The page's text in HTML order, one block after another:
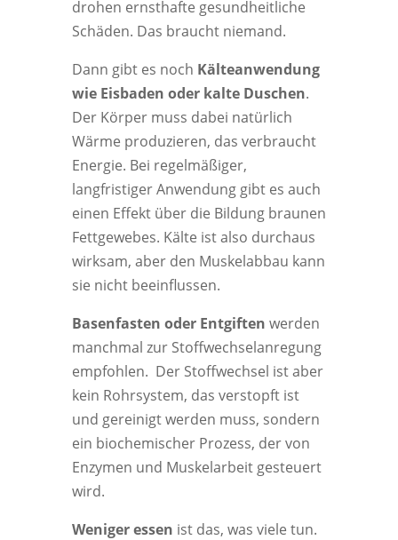
drohen ernsthafte gesundheitliche
Schäden. Das braucht niemand.
Dann gibt es noch Kälteanwendung
wie Eisbaden oder kalte Duschen.
Der Körper muss dabei natürlich
Wärme produzieren, das verbraucht
Energie. Bei regelmäßiger,
langfristiger Anwendung gibt es auch
einen Effekt über die Bildung braunen
Fettgewebes. Kälte ist also durchaus
wirksam, aber den Muskelabbau kann
sie nicht beeinflussen.
Basenfasten oder Entgiften werden
manchmal zur Stoffwechselanregung
empfohlen. Der Stoffwechsel ist aber
kein Rohrsystem, das verstopft ist
und gereinigt werden muss, sondern
ein biochemischer Prozess, der von
Enzymen und Muskelarbeit gesteuert
wird.
Weniger essen ist das, was viele tun.